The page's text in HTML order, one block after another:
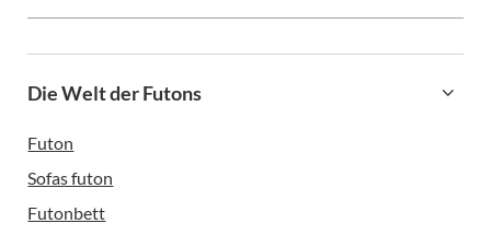
Die Welt der Futons
Futon
Sofas futon
Futonbett